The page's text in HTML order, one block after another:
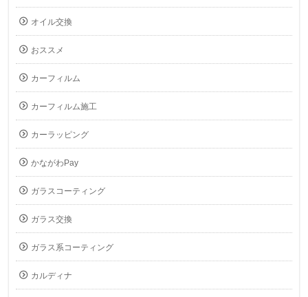
オイル交換
おススメ
カーフィルム
カーフィルム施工
カーラッピング
かながわPay
ガラスコーティング
ガラス交換
ガラス系コーティング
カルディナ